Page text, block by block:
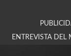
ENTREVISTA DEL